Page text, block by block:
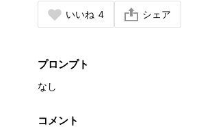
いいね 4 シェア
プロンプト
なし
コメント